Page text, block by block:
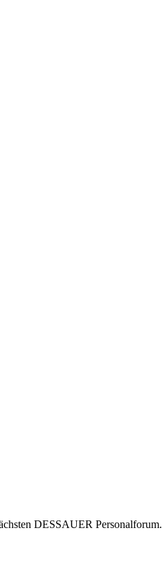
DESSAUER Personalforum.